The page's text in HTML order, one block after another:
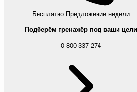
Бесплатно Предложение недели
Подберём тренажёр под ваши цели
0 800 337 274